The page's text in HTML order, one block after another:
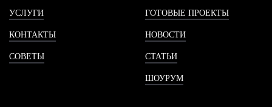
УСЛУГИ
КОНТАКТЫ
СОВЕТЫ
ГОТОВЫЕ ПРОЕКТЫ
НОВОСТИ
СТАТЬИ
ШОУРУМ